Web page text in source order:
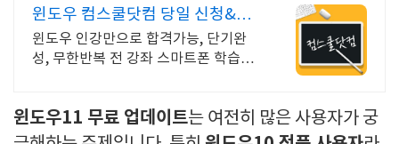
윈도우 컴스쿨닷컴 당일 신청&결
제시 기프티콘!
윈도우 인강만으로 합격가능, 단기완
성, 무한반복 전 강좌 스마트폰 학습가
윈도우11 무료 업데이트는 여전히 많은 사용자가 궁